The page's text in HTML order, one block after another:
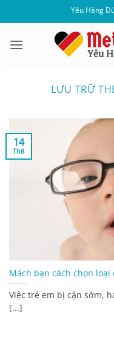
qua
dung
Yêu Hàng
LƯU TRỮ
Mách bạn cách chọn
Việc trẻ em bị cận sớm,
[...]
14
Th8